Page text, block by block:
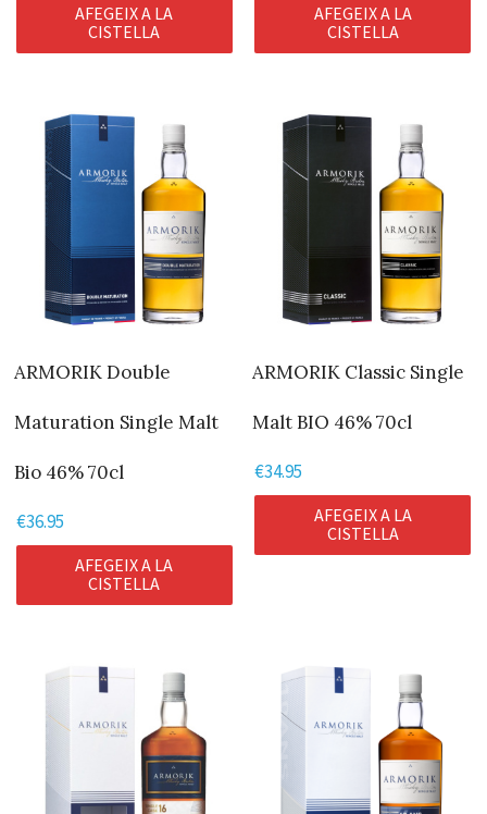
AFEGEIX A LA
CISTELLA
AFEGEIX A LA
CISTELLA
ARMORIK Double
Maturation Single Malt
Bio 46% 70cl
€36.95
AFEGEIX A LA
CISTELLA
ARMORIK Classic Single
Malt BIO 46% 70cl
€34.95
AFEGEIX A LA
CISTELLA